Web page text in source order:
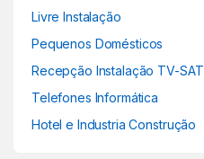
Livre Instalação
Pequenos Domésticos
Recepção Instalação TV-SAT
Telefones Informática
Hotel e Industria Construção